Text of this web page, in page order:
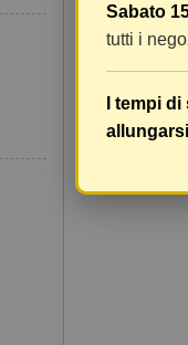
35,00 €
Sabato
tutti i
I tempi